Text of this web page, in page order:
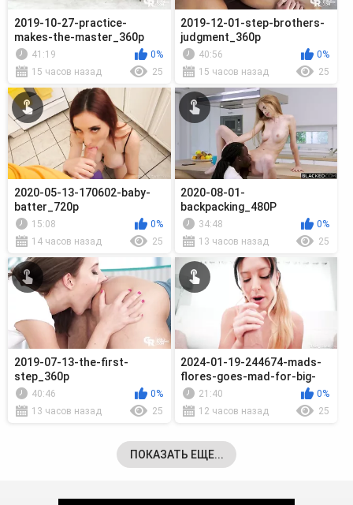
2019-10-27-practice-
makes-the-master_360p
41:19
0%
15 часов назад
25
2019-12-01-step-brothers-
judgment_360p
40:56
0%
15 часов назад
25
2020-05-13-170602-baby-
batter_720p
15:08
0%
14 часов назад
25
2020-08-01-
backpacking_480P
34:48
0%
13 часов назад
25
2019-07-13-the-first-
step_360p
40:46
0%
13 часов назад
25
2024-01-19-244674-mads-
flores-goes-mad-for-big-
cock_720p
21:40
0%
12 часов назад
25
ПОКАЗАТЬ ЕЩЕ...